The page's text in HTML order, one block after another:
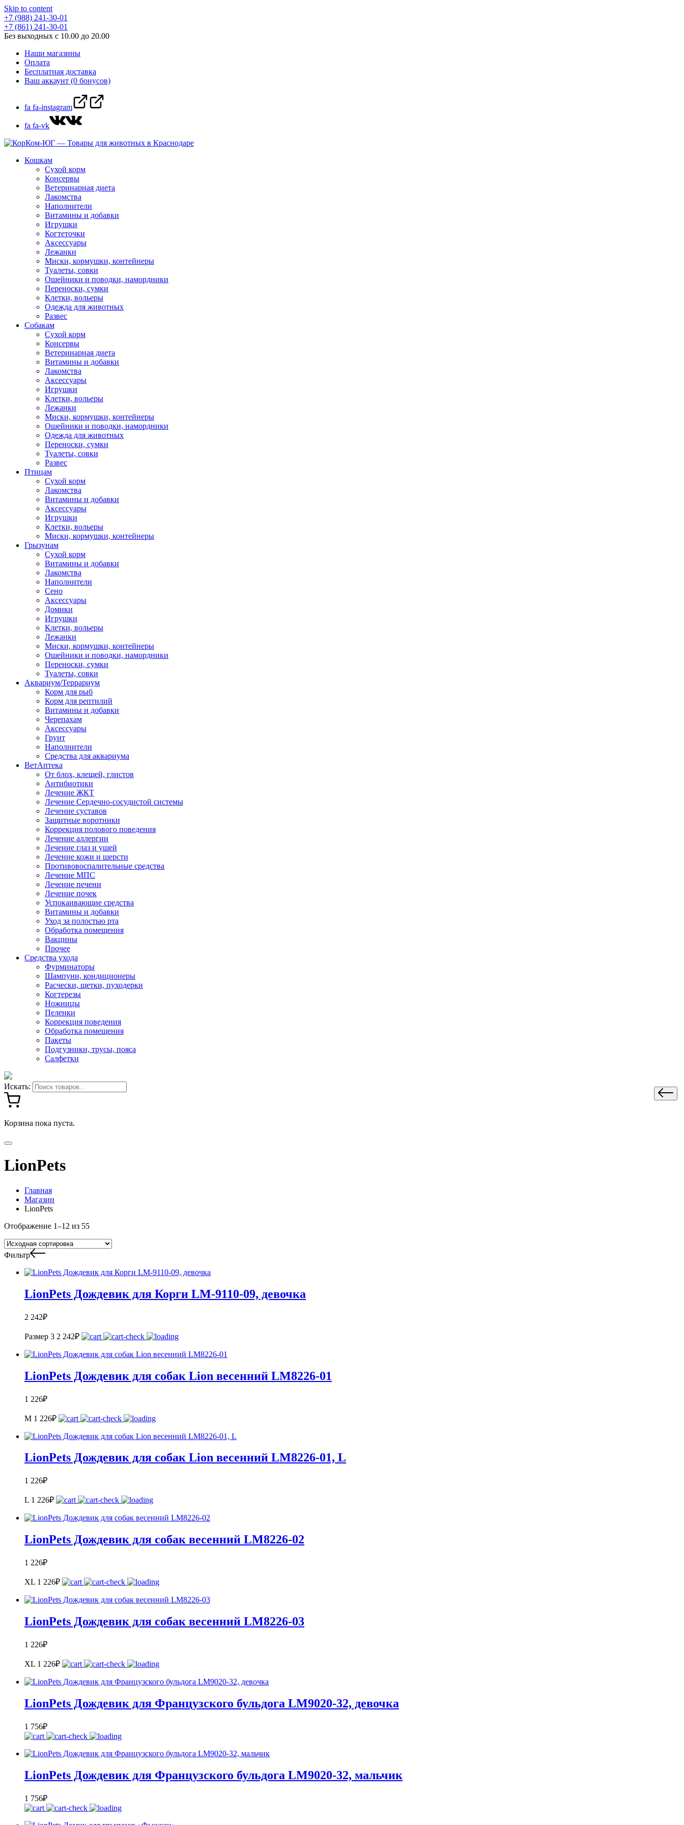
Skip to content
+7 (988) 241-30-01
+7 (861) 241-30-01
Без выходных с 10.00 до 20.00
Наши магазины
Оплата
Бесплатная доставка
Ваш аккаунт (0 бонусов)
fa fa-instagram
fa fa-vk
Кошкам
Сухой корм
Консервы
Ветеринарная диета
Лакомства
Наполнители
Витамины и добавки
Игрушки
Когтеточки
Аксессуары
Лежанки
Миски, кормушки, контейнеры
Туалеты, совки
Ошейники и поводки, намордники
Переноски, сумки
Клетки, вольеры
Одежда для животных
Развес
Собакам
Сухой корм
Консервы
Ветеринарная диета
Витамины и добавки
Лакомства
Аксессуары
Игрушки
Клетки, вольеры
Лежанки
Миски, кормушки, контейнеры
Ошейники и поводки, намордники
Одежда для животных
Переноски, сумки
Туалеты, совки
Развес
Птицам
Сухой корм
Лакомства
Витамины и добавки
Аксессуары
Игрушки
Клетки, вольеры
Миски, кормушки, контейнеры
Грызунам
Сухой корм
Витамины и добавки
Лакомства
Наполнители
Сено
Аксессуары
Домики
Игрушки
Клетки, вольеры
Лежанки
Миски, кормушки, контейнеры
Ошейники и поводки, намордники
Переноски, сумки
Туалеты, совки
Аквариум/Террариум
Корм для рыб
Корм для рептилий
Витамины и добавки
Черепахам
Аксессуары
Грунт
Наполнители
Средства для аквариума
ВетАптека
От блох, клещей, глистов
Антибиотики
Лечение ЖКТ
Лечение Сердечно-сосудистой системы
Лечение суставов
Защитные воротники
Коррекция полового поведения
Лечение аллергии
Лечение глаз и ушей
Лечение кожи и шерсти
Противовоспалительные средства
Лечение МПС
Лечение печени
Лечение почек
Успокаивающие средства
Витамины и добавки
Уход за полостью рта
Обработка помещения
Вакцины
Прочее
Средства ухода
Фурминаторы
Шампуни, кондиционеры
Расчески, щетки, пуходерки
Когтерезы
Ножницы
Пеленки
Коррекция поведения
Обработка помещения
Пакеты
Подгузники, трусы, пояса
Салфетки
Искать:
Корзина пока пуста.
LionPets
Главная
Магазин
LionPets
Отображение 1–12 из 55
Фильтр
LionPets Дождевик для Корги LM-9110-09, девочка
2 242₽
Размер 3 2 242₽
LionPets Дождевик для собак Lion весенний LM8226-01
1 226₽
M 1 226₽
LionPets Дождевик для собак Lion весенний LM8226-01, L
1 226₽
L 1 226₽
LionPets Дождевик для собак весенний LM8226-02
1 226₽
XL 1 226₽
LionPets Дождевик для собак весенний LM8226-03
1 226₽
XL 1 226₽
LionPets Дождевик для Французского бульдога LM9020-32, девочка
1 756₽
LionPets Дождевик для Французского бульдога LM9020-32, мальчик
1 756₽